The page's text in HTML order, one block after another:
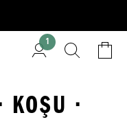
1
KOŞU ·